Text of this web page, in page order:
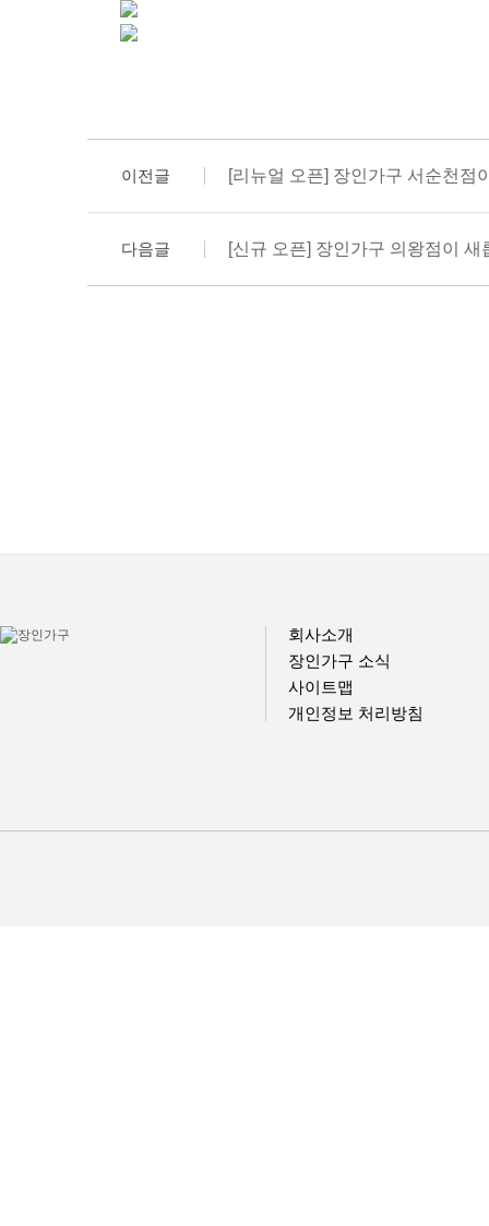
이전글 [리뉴얼 오픈] 장인가구 서순천점
다음글 [신규 오픈] 장인가구 의왕점이 새
회사소개
장인가구 소식
사이트맵
개인정보 처리방침